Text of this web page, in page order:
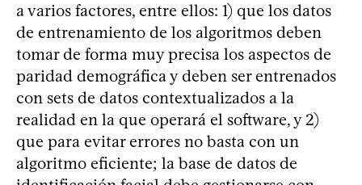
a varios factores, entre ellos: 1) que los datos
de entrenamiento de los algoritmos deben
tomar de forma muy precisa los aspectos de
paridad demográfica y deben ser entrenados
con sets de datos contextualizados a la
realidad en la que operará el software, y 2)
que para evitar errores no basta con un
algoritmo eficiente; la base de datos de